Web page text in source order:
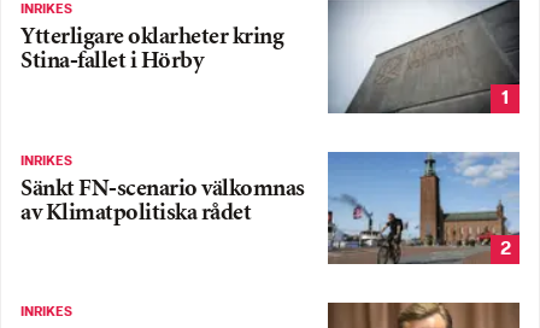
INRIKES
Ytterligare oklarheter kring
Stina-fallet i Hörby
1
INRIKES
Sänkt FN-scenario välkomnas
av Klimatpolitiska rådet
2
INRIKES